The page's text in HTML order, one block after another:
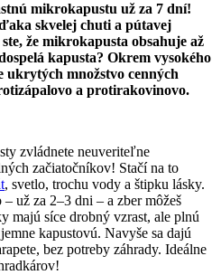
mikrokapustu už za 7 dní!
skvelej chuti a pútavej
že mikrokapusta obsahuje až
kapusta? Okrem vysokého
ukrytých množstvo cenných
a protirakovinovo.
zvládnete neuveriteľne
začiatočníkov! Stačí na to
, svetlo, trochu vody a štipku lásky.
už za 2–3 dni – a zber môžeš
majú síce drobný vzrast, ale plnú
kapustovú. Navyše sa dajú
bez potreby záhrady. Ideálne